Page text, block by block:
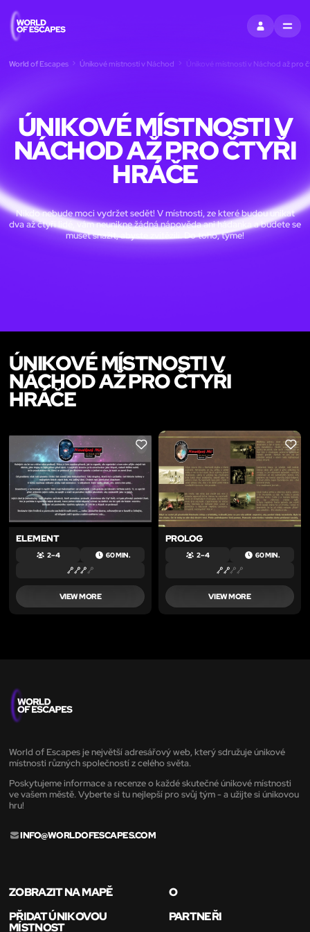
PŘIHLÁSIT SE
MENU
World of Escapes Únikové místnosti v Náchod Únikové místnosti v Náchod až pro
ÚNIKOVÉ MÍSTNOSTI V
NÁCHOD AŽ PRO ČTYŘI
HRÁČE
Nikdo nebude moci vydržet sedět! V místnosti, ze které budou unikat
dva až čtyři lidé, vám neunikne žádná nápověda ani hádanka a budete se
muset snažit, abyste zvítězili. Do toho, týme!
ÚNIKOVÉ MÍSTNOSTI V
NÁCHOD AŽ PRO ČTYŘI
HRÁČE
LIKE
ELEMENT
2 – 4 60 MIN.
VIEW MORE
LIKE
PROLOG
2 – 4 60 MIN.
VIEW MORE
World of Escapes je největší adresářový web, který sdružuje únikové
místnosti různých společností z celého světa.
Poskytujeme informace a recenze o každé skutečné únikové místnosti
ve vašem městě. Vyberte si tu nejlepší pro svůj tým - a užijte si únikovou
hru!
INFO@WORLDOFESCAPES.COM
ZOBRAZIT NA MAPĚ
O
PŘIDAT ÚNIKOVOU
MÍSTNOST
PARTNEŘI